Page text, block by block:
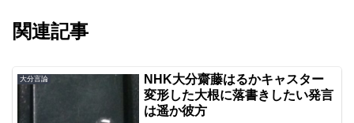
関連記事
大分言論
NHK大分齋藤はるかキャスター
変形した大根に落書きしたい発言
は遥か彼方